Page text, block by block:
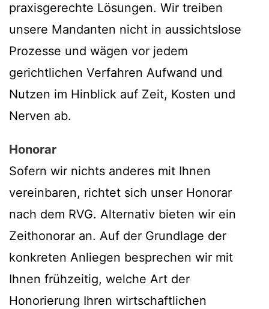
praxisgerechte Lösungen. Wir treiben
unsere Mandanten nicht in aussichtslose
Prozesse und wägen vor jedem
gerichtlichen Verfahren Aufwand und
Nutzen im Hinblick auf Zeit, Kosten und
Nerven ab.
Honorar
Sofern wir nichts anderes mit Ihnen
vereinbaren, richtet sich unser Honorar
nach dem RVG. Alternativ bieten wir ein
Zeithonorar an. Auf der Grundlage der
konkreten Anliegen besprechen wir mit
Ihnen frühzeitig, welche Art der
Honorierung Ihren wirtschaftlichen